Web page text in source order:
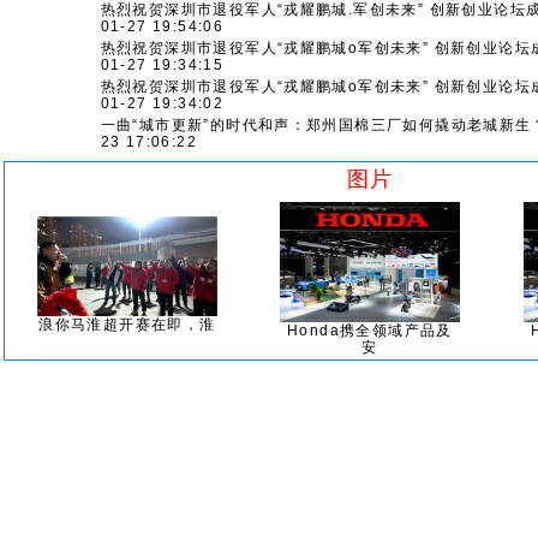
热烈祝贺深圳市退役军人“戎耀鹏城.军创未来” 创新创业论坛
01-27 19:54:06
热烈祝贺深圳市退役军人“戎耀鹏城o军创未来” 创新创业论坛
01-27 19:34:15
热烈祝贺深圳市退役军人“戎耀鹏城o军创未来” 创新创业论坛
01-27 19:34:02
一曲“城市更新”的时代和声：郑州国棉三厂如何撬动老城新生
23 17:06:22
图片
浪你马淮超开赛在即，淮
Honda携全领域产品及
安